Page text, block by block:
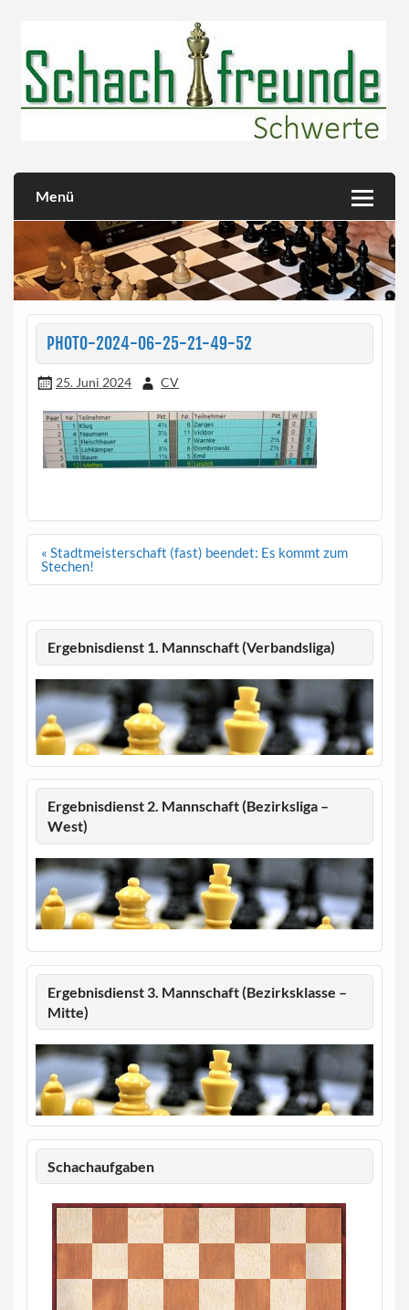
Menü
PHOTO-2024-06-25-21-49-52
25. Juni 2024 CV
Beitragsnavigation
« Stadtmeisterschaft (fast) beendet: Es kommt zum
Stechen!
Ergebnisdienst 1. Mannschaft (Verbandsliga)
Ergebnisdienst 2. Mannschaft (Bezirksliga –
West)
Ergebnisdienst 3. Mannschaft (Bezirksklasse –
Mitte)
Schachaufgaben